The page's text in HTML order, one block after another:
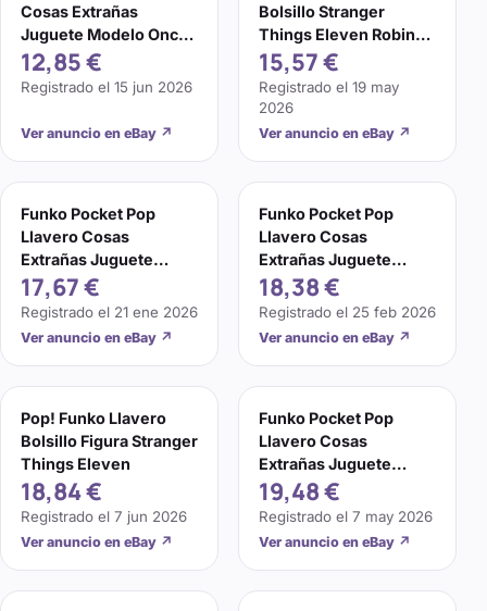
Cosas Extrañas
Juguete Modelo Once
Steve Dustin Llavero
12,85 €
Registrado el 15 jun 2026
Ver anuncio en eBay ↗
Bolsillo Stranger
Things Eleven Robin
Llavero Figura Juguete
Regalo
15,57 €
Registrado el 19 may
2026
Ver anuncio en eBay ↗
Funko Pocket Pop
Llavero Cosas
Extrañas Juguete
Modelo Once Steve
Dustin Llavero
17,67 €
Registrado el 21 ene 2026
Ver anuncio en eBay ↗
Funko Pocket Pop
Llavero Cosas
Extrañas Juguete
Modelo Once Steve
Dustin Llavero
18,38 €
Registrado el 25 feb 2026
Ver anuncio en eBay ↗
Pop! Funko Llavero
Bolsillo Figura Stranger
Things Eleven
18,84 €
Registrado el 7 jun 2026
Ver anuncio en eBay ↗
Funko Pocket Pop
Llavero Cosas
Extrañas Juguete
Modelo Once Steve
Dustin Llavero
19,48 €
Registrado el 7 may 2026
Ver anuncio en eBay ↗